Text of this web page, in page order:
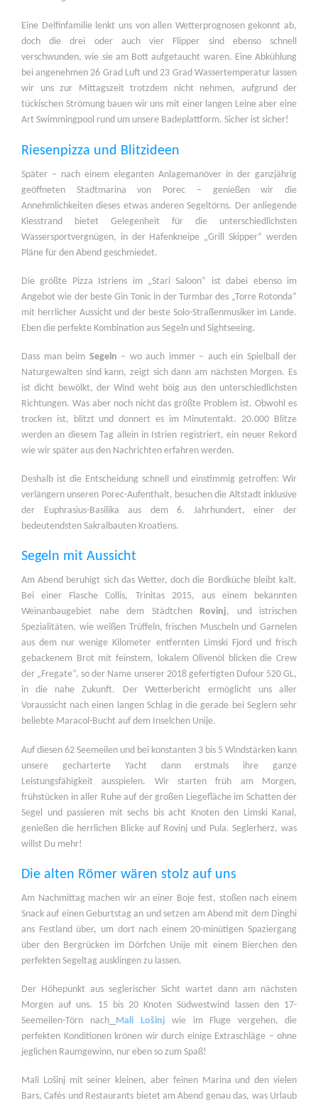
Eine Delfinfamilie lenkt uns von allen Wetterprognosen gekonnt ab,
doch die drei oder auch vier Flipper sind ebenso schnell
verschwunden, wie sie am Bott aufgetaucht waren. Eine Abkühlung
bei angenehmen 26 Grad Luft und 23 Grad Wassertemperatur lassen
wir uns zur Mittagszeit trotzdem nicht nehmen, aufgrund der
tückischen Strömung bauen wir uns mit einer langen Leine aber eine
Art Swimmingpool rund um unsere Badeplattform. Sicher ist sicher!
Riesenpizza und Blitzideen
Später – nach einem eleganten Anlagemanöver in der ganzjährig
geöffneten Stadtmarina von Porec – genießen wir die
Annehmlichkeiten dieses etwas anderen Segeltörns. Der anliegende
Kiesstrand bietet Gelegenheit für die unterschiedlichsten
Wassersportvergnügen, in der Hafenkneipe „Grill Skipper“ werden
Pläne für den Abend geschmiedet.
Die größte Pizza Istriens im „Stari Saloon“ ist dabei ebenso im
Angebot wie der beste Gin Tonic in der Turmbar des „Torre Rotonda“
mit herrlicher Aussicht und der beste Solo-Straßenmusiker im Lande.
Eben die perfekte Kombination aus Segeln und Sightseeing.
Dass man beim Segeln – wo auch immer – auch ein Spielball der
Naturgewalten sind kann, zeigt sich dann am nächsten Morgen. Es
ist dicht bewölkt, der Wind weht böig aus den unterschiedlichsten
Richtungen. Was aber noch nicht das größte Problem ist. Obwohl es
trocken ist, blitzt und donnert es im Minutentakt. 20.000 Blitze
werden an diesem Tag allein in Istrien registriert, ein neuer Rekord
wie wir später aus den Nachrichten erfahren werden.
Deshalb ist die Entscheidung schnell und einstimmig getroffen: Wir
verlängern unseren Porec-Aufenthalt, besuchen die Altstadt inklusive
der Euphrasius-Basilika aus dem 6. Jahrhundert, einer der
bedeutendsten Sakralbauten Kroatiens.
Segeln mit Aussicht
Am Abend beruhigt sich das Wetter, doch die Bordküche bleibt kalt.
Bei einer Flasche Collis, Trinitas 2015, aus einem bekannten
Weinanbaugebiet nahe dem Städtchen Rovinj, und istrischen
Spezialitäten, wie weißen Trüffeln, frischen Muscheln und Garnelen
aus dem nur wenige Kilometer entfernten Limski Fjord und frisch
gebackenem Brot mit feinstem, lokalem Olivenöl blicken die Crew
der „Fregate“, so der Name unserer 2018 gefertigten Dufour 520 GL,
in die nahe Zukunft. Der Wetterbericht ermöglicht uns aller
Voraussicht nach einen langen Schlag in die gerade bei Seglern sehr
beliebte Maracol-Bucht auf dem Inselchen Unije.
Auf diesen 62 Seemeilen und bei konstanten 3 bis 5 Windstärken kann
unsere gecharterte Yacht dann erstmals ihre ganze
Leistungsfähigkeit ausspielen. Wir starten früh am Morgen,
frühstücken in aller Ruhe auf der großen Liegefläche im Schatten der
Segel und passieren mit sechs bis acht Knoten den Limski Kanal,
genießen die herrlichen Blicke auf Rovinj und Pula. Seglerherz, was
willst Du mehr!
Die alten Römer wären stolz auf uns
Am Nachmittag machen wir an einer Boje fest, stoßen nach einem
Snack auf einen Geburtstag an und setzen am Abend mit dem Dinghi
ans Festland über, um dort nach einem 20-minütigen Spaziergang
über den Bergrücken im Dörfchen Unije mit einem Bierchen den
perfekten Segeltag ausklingen zu lassen.
Der Höhepunkt aus seglerischer Sicht wartet dann am nächsten
Morgen auf uns. 15 bis 20 Knoten Südwestwind lassen den 17-
Seemeilen-Törn nach
Mali Lošinj wie im Fluge vergehen, die
perfekten Konditionen krönen wir durch einige Extraschläge – ohne
jeglichen Raumgewinn, nur eben so zum Spaß!
Mali Lošinj mit seiner kleinen, aber feinen Marina und den vielen
Bars, Cafés und Restaurants bietet am Abend genau das, was Urlaub